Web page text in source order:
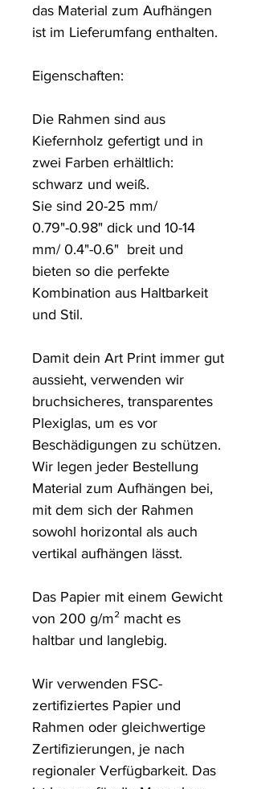
das Material zum Aufhängen
ist im Lieferumfang enthalten.
Eigenschaften:
Die Rahmen sind aus
Kiefernholz gefertigt und in
zwei Farben erhältlich:
schwarz und weiß.
Sie sind 20-25 mm/
0.79"-0.98" dick und 10-14
mm/ 0.4"-0.6"  breit und
bieten so die perfekte
Kombination aus Haltbarkeit
und Stil.
Damit dein Art Print immer gut
aussieht, verwenden wir
bruchsicheres, transparentes
Plexiglas, um es vor
Beschädigungen zu schützen.
Wir legen jeder Bestellung
Material zum Aufhängen bei,
mit dem sich der Rahmen
sowohl horizontal als auch
vertikal aufhängen lässt.
Das Papier mit einem Gewicht
von 200 g/m² macht es
haltbar und langlebig.
Wir verwenden FSC-
zertifiziertes Papier und
Rahmen oder gleichwertige
Zertifizierungen, je nach
regionaler Verfügbarkeit. Das